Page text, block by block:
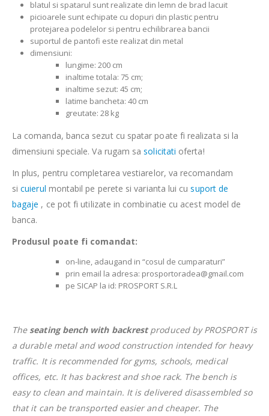
blatul si spatarul sunt realizate din lemn de brad lacuit
picioarele sunt echipate cu dopuri din plastic pentru
protejarea podelelor si pentru echilibrarea bancii
suportul de pantofi este realizat din metal
dimensiuni:
lungime: 200 cm
inaltime totala: 75 cm;
inaltime sezut: 45 cm;
latime bancheta: 40 cm
greutate: 28 kg
La comanda, banca sezut cu spatar poate fi realizata si la
dimensiuni speciale. Va rugam sasolicitati oferta!
In plus, pentru completarea vestiarelor, va recomandam
sicuierul montabil pe perete si varianta lui cusuport de
bagaje , ce pot fi utilizate in combinatie cu acest model de
banca.
Produsul poate fi comandat:
on-line, adaugand in “cosul de cumparaturi”
prin email la adresa: prosportoradea@gmail.com
pe SICAP la id: PROSPORT S.R.L
The seating bench with backrestproduced by PROSPORT is
a durable metal and wood construction intended for heavy
traffic. It is recommended for gyms, schools, medical
offices, etc. It has backrest and shoe rack. The bench is
easy to clean and maintain. It is delivered disassembled so
that it can be transported easier and cheaper. The